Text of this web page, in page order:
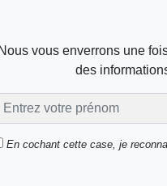
Nous vous enverrons une
des
En cochant cette case, je